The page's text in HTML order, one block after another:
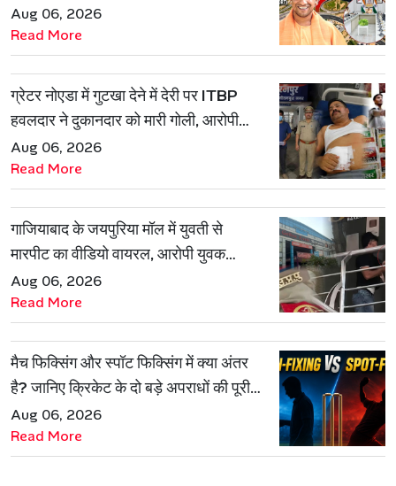
प्रोजेक्ट को मिली मंजूरी
Aug 06, 2026
Read More
ग्रेटर नोएडा में गुटखा देने में देरी पर ITBP
हवलदार ने दुकानदार को मारी गोली, आरोपी
गिरफ्तार
Aug 06, 2026
Read More
गाजियाबाद के जयपुरिया मॉल में युवती से
मारपीट का वीडियो वायरल, आरोपी युवक
हिरासत में
Aug 06, 2026
Read More
मैच फिक्सिंग और स्पॉट फिक्सिंग में क्या अंतर
है? जानिए क्रिकेट के दो बड़े अपराधों की पूरी
कहानी
Aug 06, 2026
Read More